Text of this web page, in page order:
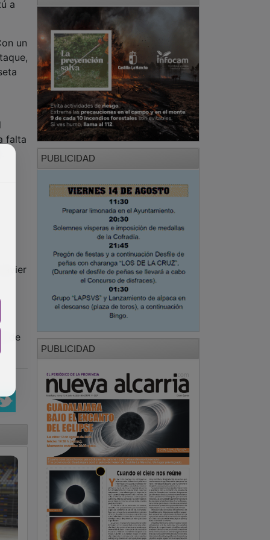
a
un
falta
de
PUBLICIDAD
PUBLICIDAD